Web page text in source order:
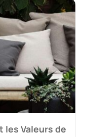
les Valeurs de